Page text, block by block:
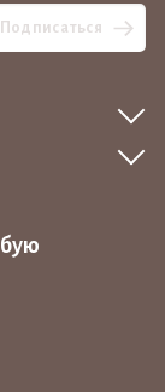
Подписаться